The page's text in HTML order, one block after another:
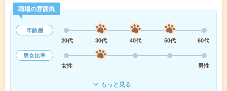
職場の雰囲気
年齢層
20代
30代 40代 50代
60代
男女比率
女性
男性
もっと見る